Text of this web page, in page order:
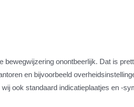
onontbeerlijk. Dat is
en bijvoorbeeld
ook standaard indicatieplaatjes en -